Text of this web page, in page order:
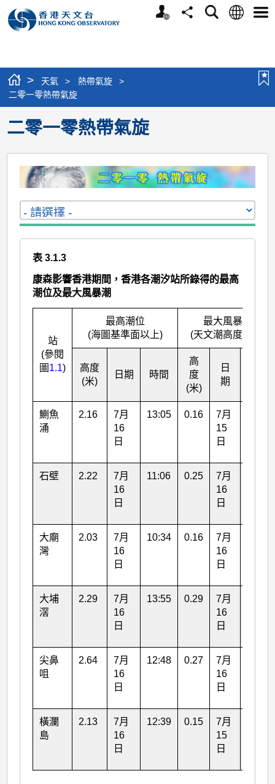
個
分
搜
語
選
> 天氣 > 熱帶氣旋
>
二零一零熱帶氣旋
二零一零熱帶氣旋
表 3.1.3
康森影響香港期間，香港各潮汐站所錄得的最高
潮位及最大風暴潮
站
(參閱
圖 1.1)
最高潮位
(海圖基準面以上)
最大風暴潮
(天文潮高度以上)
高度
(米)
日期 時間
高
度
(米)
日
期
鰂魚
涌
2.16
7月
16
日
13:05 0.16
7月
15
日
石壁 2.22
7月
16
日
11:06 0.25
7月
16
日
大廟
灣
2.03
7月
16
日
10:34 0.16
7月
16
日
大埔
滘
2.29
7月
16
日
13:55 0.29
7月
16
日
尖鼻
咀
2.64
7月
16
日
12:48 0.27
7月
16
日
橫瀾
島
2.13
7月
16
日
12:39 0.15
7月
15
日